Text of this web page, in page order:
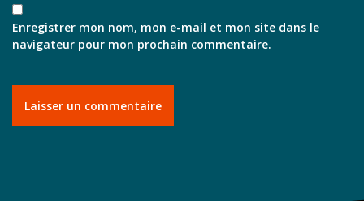
Enregistrer mon nom, mon e-mail et mon site dans le
navigateur pour mon prochain commentaire.